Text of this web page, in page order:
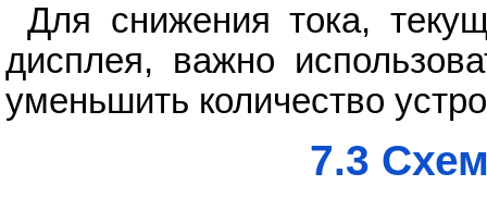
Для снижения тока,
дисплея, важно
уменьшить количество
7.3